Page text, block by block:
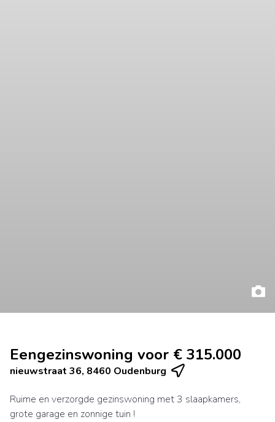
Eengezinswoning voor € 315.000
nieuwstraat 36, 8460 Oudenburg
Ruime en verzorgde gezinswoning met 3 slaapkamers,
grote garage en zonnige tuin !